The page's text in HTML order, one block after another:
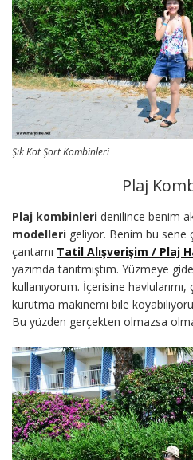
Şık Kot Şort Kombinleri
Plaj
Plaj kombinleri denilince benim
modelleri geliyor. Benim bu sene
çantamı Tatil Alışverişim / Plaj
yazımda tanıtmıştım. Yüzmeye
kullanıyorum. İçerisine havlularımı,
kurutma makinemi bile
Bu yüzden gerçekten olmazsa